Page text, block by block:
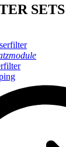
SETS